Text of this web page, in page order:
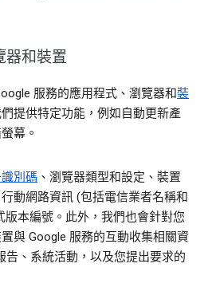
器和裝置
服務的應用程式、瀏覽器和裝
提供特定功能，例如自動更新產
幕。
別碼 、瀏覽器類型和設定、裝置
動網路資訊 (包括電信業者名稱和
版本編號。此外，我們也會針對您
與 Google 服務的互動收集相關資
告、系統活動，以及您提出要求的